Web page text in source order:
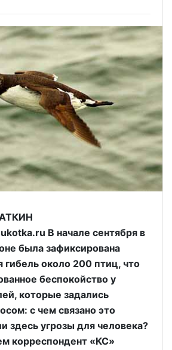
В начале сентября в
была зафиксирована
гибель около 200 птиц, что
беспокойство у
которые задались
с чем связано это
здесь угрозы для человека?
корреспондент «КС»